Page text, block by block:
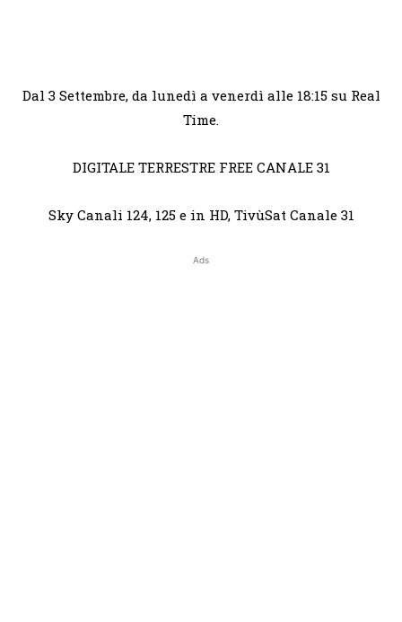
Dal 3 Settembre, da lunedì a venerdì alle 18:15 su Real
Time.
DIGITALE TERRESTRE FREE CANALE 31
Sky Canali 124, 125 e in HD, TivùSat Canale 31
Ads